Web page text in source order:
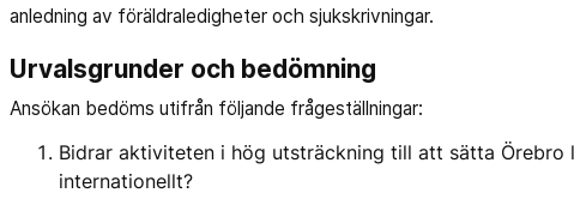
anledning av föräldraledigheter och sjukskrivningar.
Urvalsgrunder och bedömning
Ansökan bedöms utifrån följande frågeställningar:
Bidrar aktiviteten i hög utsträckning till att sätta Örebro
internationellt?